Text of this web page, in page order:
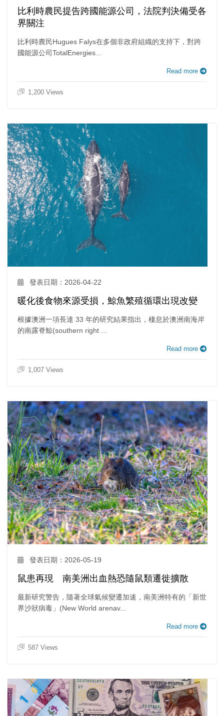
比利時農民提告跨國能源公司，法院判決備受各
界關注
比利時農民Hugues Falys在多個非政府組織的支持下，對跨
國能源公司TotalEnergies...
Read more
1,200 Views
發表日期：2026-04-22
暖化後食物來源受損，鯨魚繁殖循環出現改變
根據澳洲一項長達 33 年的研究結果指出，棲息於澳洲南海岸
的南露脊鯨(southern right ...
Read more
1,007 Views
發表日期：2026-05-19
鼠患再現 南美洲出血熱恐隨鼠類遷徙擴散
最新研究警告，隨著全球氣候變遷加速，南美洲特有的「新世
界沙狀病毒」(New World arenav...
Read more
587 Views